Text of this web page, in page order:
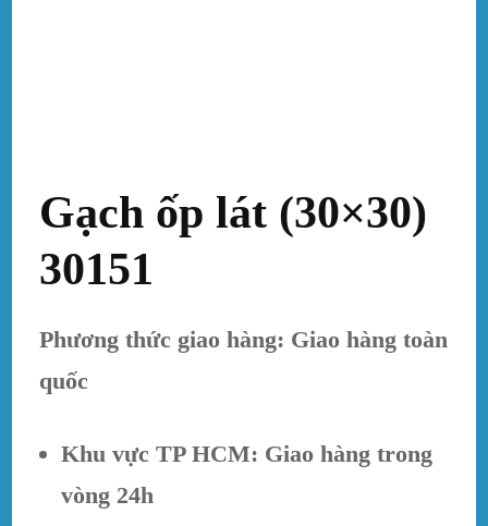
Gạch ốp lát (30×30)
30151
Phương thức giao hàng: Giao hàng toàn
quốc
Khu vực TP HCM: Giao hàng trong
vòng 24h